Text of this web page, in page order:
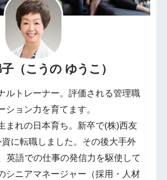
（こうの ゆうこ）
ルトレーナー。評価される管理職
ション力を育てます。
まれの日本育ち。新卒で(株)西友
に転職しました。その後大手外
英語での仕事の発信力を駆使して
シニアマネージャー（採用・人材